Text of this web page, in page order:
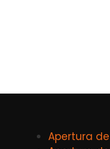
Apertura